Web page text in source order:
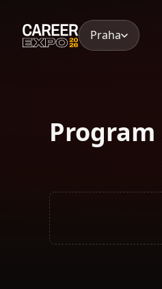
content
Praha
Program